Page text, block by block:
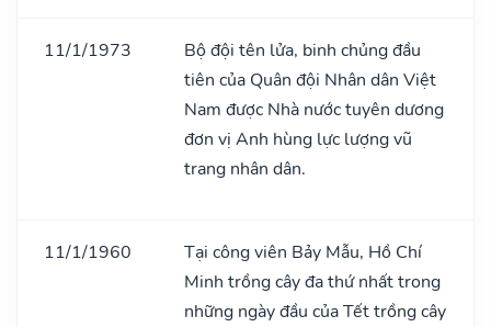
11/1/1973
Bộ đội tên lửa, binh chủng đầu
tiên của Quân đội Nhân dân Việt
Nam được Nhà nước tuyên dương
đơn vị Anh hùng lực lượng vũ
trang nhân dân.
11/1/1960
Tại công viên Bảy Mẫu, Hồ Chí
Minh trồng cây đa thứ nhất trong
những ngày đầu của Tết trồng cây